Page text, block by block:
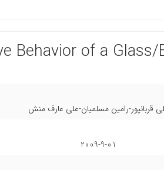
Behavior of a
قربانپور-رامین مسلمیان-علی عارف منش
2009-9-01